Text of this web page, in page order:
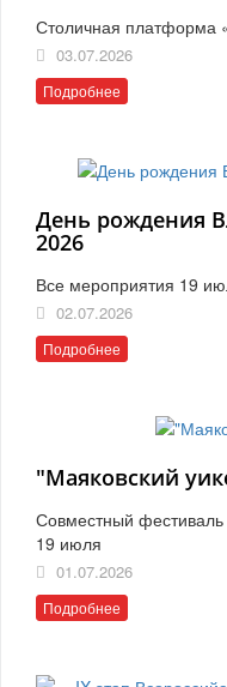
Столичная платформа
03.07.2026
Подробнее
День рождения
2026
Все мероприятия 19
02.07.2026
Подробнее
"Маяковский
Совместный
19 июля
01.07.2026
Подробнее